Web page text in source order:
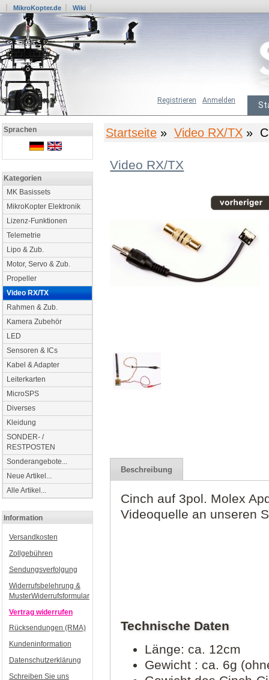
MikroKopter.de Wiki
Anmelden
Registrieren
Sprachen
Kategorien
MK Basissets
MikroKopter Elektronik
Lizenz-Funktionen
Telemetrie
Lipo & Zub.
Motor, Servo & Zub.
Propeller
Video RX/TX
Rahmen & Zub.
Kamera Zubehör
LED
Sensoren & ICs
Kabel & Adapter
Leiterkarten
MicroSPS
Diverses
Kleidung
SONDER- /
RESTPOSTEN
Sonderangebote...
Neue Artikel...
Alle Artikel...
Information
Versandkosten
Zollgebühren
Sendungsverfolgung
Widerrufsbelehrung &
MusterWiderrufsformular
Vertrag widerrufen
Rücksendungen (RMA)
Kundeninformation
Datenschutzerklärung
Schreiben Sie uns
Startseite » Video RX/TX »
Video RX/TX
Beschreibung
Cinch auf 3pol. Molex
Videoquelle an unseren
Technische Daten
Länge: ca. 12cm
Gewicht : ca. 6g